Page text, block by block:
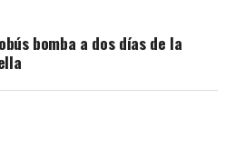
bomba a dos días de la